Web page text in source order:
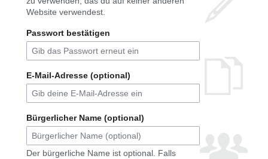
Website verwendest.
Passwort bestätigen
E-Mail-Adresse (optional)
Bürgerlicher Name (optional)
Der bürgerliche Name ist optional. Falls